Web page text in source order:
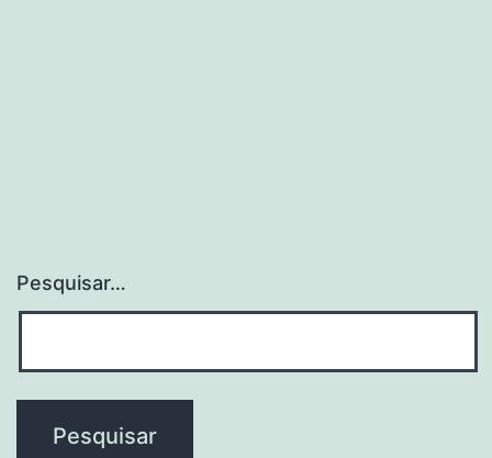
Pesquisar…